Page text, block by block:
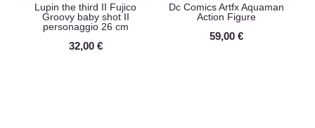
Lupin the third II Fujico
Groovy baby shot II
personaggio 26 cm
32,00 €
Dc Comics Artfx Aquaman
Action Figure
59,00 €